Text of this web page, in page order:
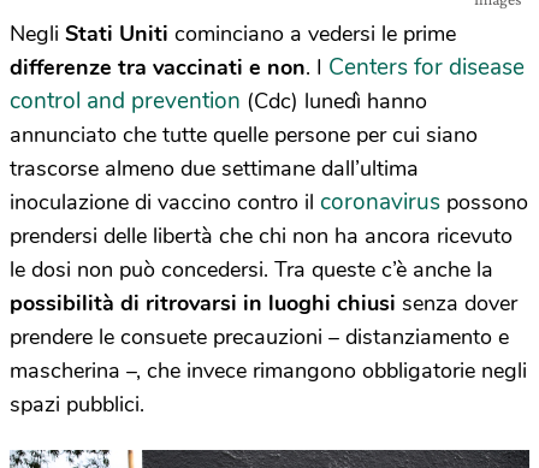
Negli Stati Uniti cominciano a vedersi le prime
differenze tra vaccinati e non. I Centers for disease
control and prevention (Cdc) lunedì hanno
annunciato che tutte quelle persone per cui siano
trascorse almeno due settimane dall’ultima
inoculazione di vaccino contro il coronavirus possono
prendersi delle libertà che chi non ha ancora ricevuto
le dosi non può concedersi. Tra queste c’è anche la
possibilità di ritrovarsi in luoghi chiusi senza dover
prendere le consuete precauzioni – distanziamento e
mascherina –, che invece rimangono obbligatorie negli
spazi pubblici.